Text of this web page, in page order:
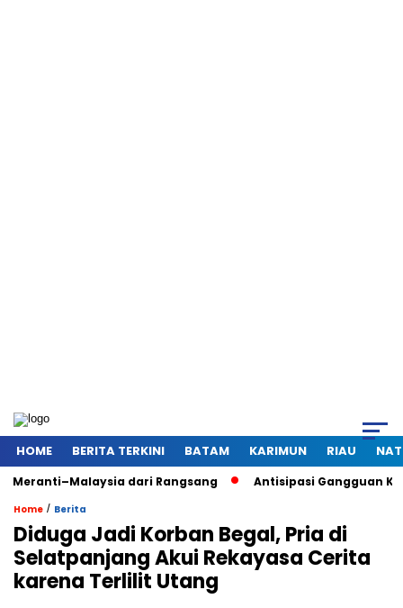
HOME BERITA TERKINI BATAM KARIMUN RIAU
dari Rangsang Antisipasi Gangguan
Home / Berita
Diduga Jadi Korban Begal, Pria di
Selatpanjang Akui Rekayasa Cerita
karena Terlilit Utang